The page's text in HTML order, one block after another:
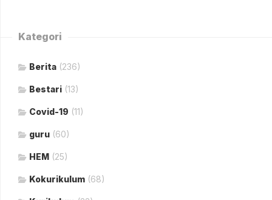
Kategori
Berita (236)
Bestari (13)
Covid-19 (11)
guru (60)
HEM (25)
Kokurikulum (68)